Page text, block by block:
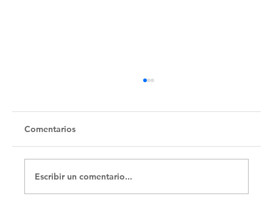
Comentarios
Escribir un comentario...